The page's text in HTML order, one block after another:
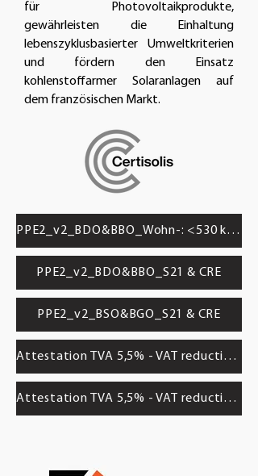
für Photovoltaikprodukte,
gewährleisten die Einhaltung
lebenszyklusbasierter Umweltkriterien
und fördern den Einsatz
kohlenstoffarmer Solaranlagen auf
dem französischen Markt.
PPE2_v2_BDO&BBO_Wohn-: <530 kg CO₂/kWp
PPE2_v2_BDO&BBO_S21 & CRE
PPE2_v2_BSO&BGO_S21 & CRE
Attestation TVA 5,5% - VAT reduction BDO
Attestation TVA 5,5% - VAT reduction BBO